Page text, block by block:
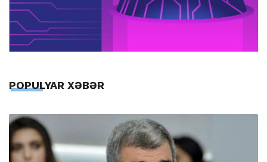
POPULYAR XƏBƏR